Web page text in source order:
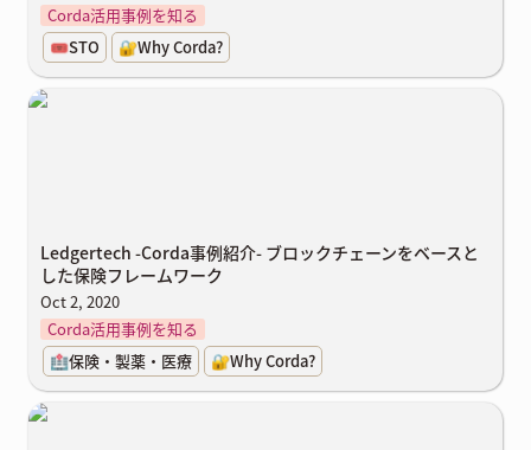
Corda活用事例を知る
🎟️STO
🔐Why Corda?
Ledgertech -Corda事例紹介- ブロックチェーンをベースとした保険
Ledgertech -Corda事例紹介- ブロックチェーンをベースと
した保険フレームワーク
Oct 2, 2020
Corda活用事例を知る
🏥保険・製薬・医療
🔐Why Corda?
ブロックチェーンの未来とCordaの有用性